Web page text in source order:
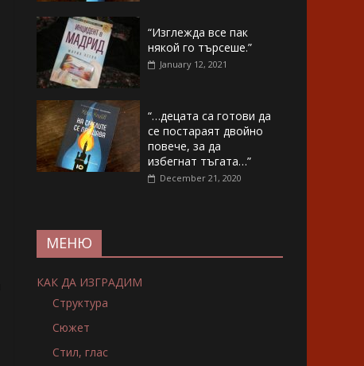
“Изглежда все пак
някой го търсеше.”
January 12, 2021
“…децата са готови да
се постараят двойно
повече, за да
избегнат тъгата…”
December 21, 2020
МЕНЮ
КАК ДА ИЗГРАДИМ
Структура
Сюжет
Стил, глас